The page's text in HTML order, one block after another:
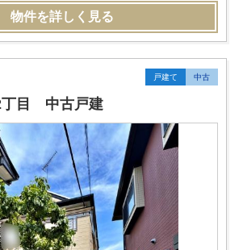
物件を詳しく見る
戸建て 中古
丁目 中古戸建